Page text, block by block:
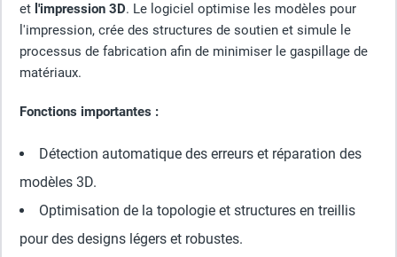
et l'impression 3D. Le logiciel optimise les modèles pour
l'impression, crée des structures de soutien et simule le
processus de fabrication afin de minimiser le gaspillage de
matériaux.
Fonctions importantes :
Détection automatique des erreurs et réparation des
modèles 3D.
Optimisation de la topologie et structures en treillis
pour des designs légers et robustes.